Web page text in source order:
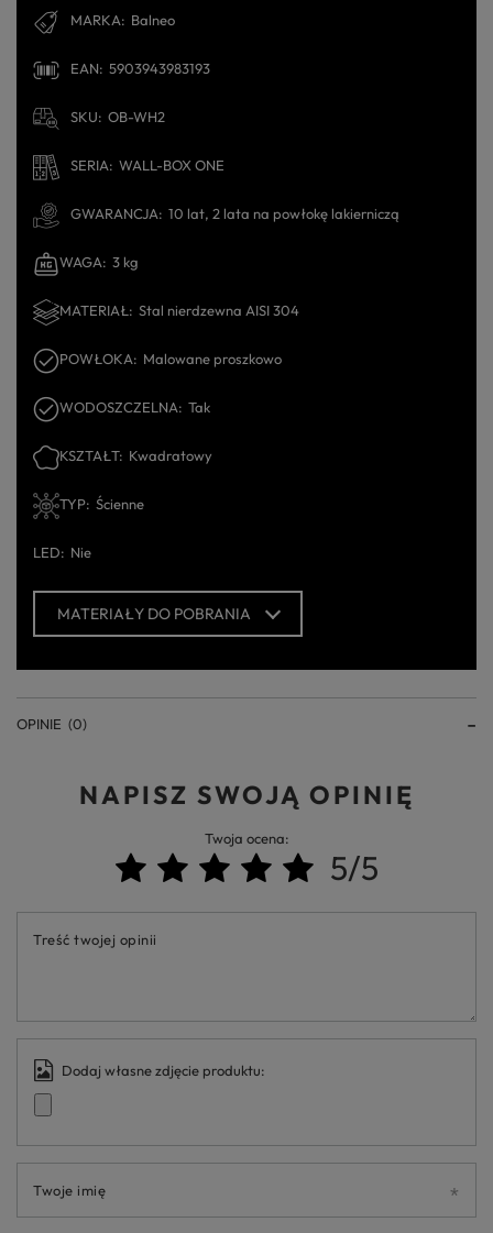
MARKA Balneo
EAN 5903943983193
SKU OB-WH2
SERIA WALL-BOX ONE
GWARANCJA 10 lat, 2 lata na powłokę lakierniczą
WAGA 3 kg
MATERIAŁ Stal nierdzewna AISI 304
POWŁOKA Malowane proszkowo
WODOSZCZELNA Tak
KSZTAŁT Kwadratowy
TYP Ścienne
LED Nie
MATERIAŁY DO POBRANIA
OPINIE (0)
NAPISZ SWOJĄ OPINIĘ
Twoja ocena:
5/5
Treść twojej opinii
Dodaj własne zdjęcie produktu:
Twoje imię